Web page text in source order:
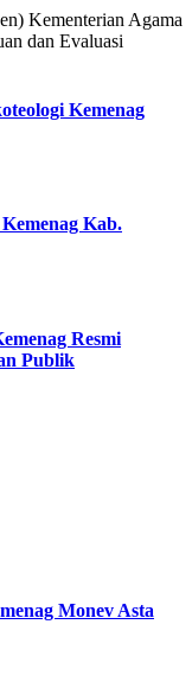
Kementerian Agama
dan Evaluasi
Kemenag
Kab.
Resmi
Publik
Monev Asta